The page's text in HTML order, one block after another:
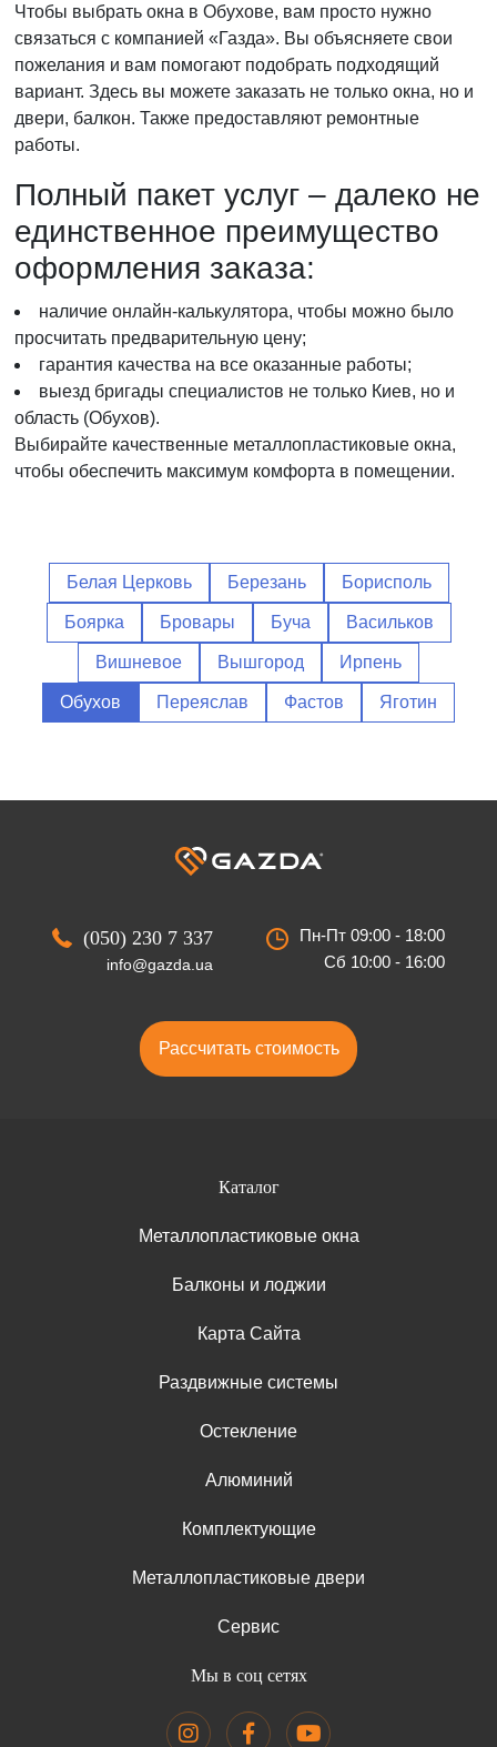
Чтобы выбрать окна в Обухове, вам просто нужно
связаться с компанией «Газда». Вы объясняете свои
пожелания и вам помогают подобрать подходящий
вариант. Здесь вы можете заказать не только окна, но и
двери, балкон. Также предоставляют ремонтные
работы.
Полный пакет услуг – далеко не
единственное преимущество
оформления заказа:
наличие онлайн-калькулятора, чтобы можно было
просчитать предварительную цену;
гарантия качества на все оказанные работы;
выезд бригады специалистов не только Киев, но и
область (Обухов).
Выбирайте качественные металлопластиковые окна,
чтобы обеспечить максимум комфорта в помещении.
Белая Церковь Березань Борисполь
Боярка Бровары Буча Васильков
Вишневое Вышгород Ирпень
Обухов Переяслав Фастов Яготин
(050) 230 7 337
info@gazda.ua
Пн-Пт 09:00 - 18:00
Сб 10:00 - 16:00
Рассчитать стоимость
Каталог
Металлопластиковые окна
Балконы и лоджии
Карта Сайта
Раздвижные системы
Остекление
Алюминий
Комплектующие
Металлопластиковые двери
Сервис
Мы в соц сетях